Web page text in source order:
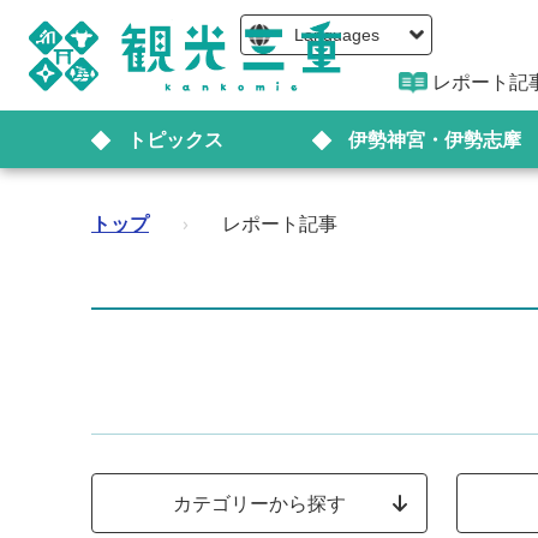
Languages
レポート記
トピックス 伊勢神宮・伊勢志摩
トップ › レポート記事
カテゴリーから探す